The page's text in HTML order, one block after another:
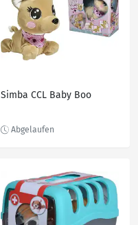
Simba CCL Baby Boo